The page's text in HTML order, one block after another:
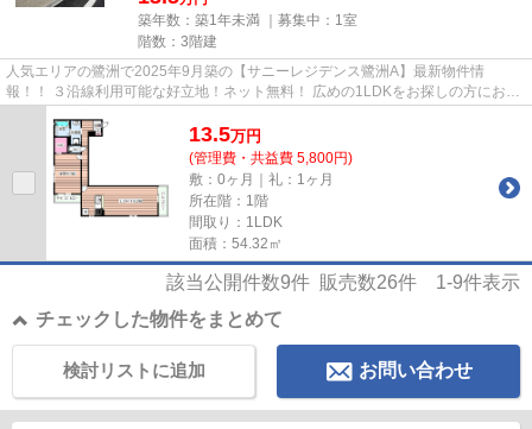
築年数：築1年未満 ｜募集中： 1室
階数：3階建
人気エリアの鷺洲で2025年9月築の【サニーレジデンス鷺洲A】最新物件情
報！！ ３沿線利用可能な好立地！ネット無料！ 広めの1LDKをお探しの方にお勧
13.5万円
(管理費・共益費 5,800円)
敷：0ヶ月｜礼：1ヶ月
所在階：1階
間取り：1LDK
面積：54.32㎡
該当公開件数9件 販売数26件 1-9件表示
チェックした物件をまとめて
お問い合わせ
検討リストに追加